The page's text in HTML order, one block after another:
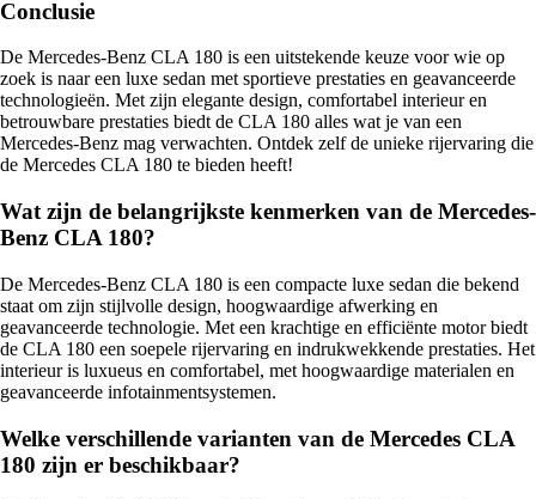
Conclusie
De Mercedes-Benz CLA 180 is een uitstekende keuze voor wie op
zoek is naar een luxe sedan met sportieve prestaties en geavanceerde
technologieën. Met zijn elegante design, comfortabel interieur en
betrouwbare prestaties biedt de CLA 180 alles wat je van een
Mercedes-Benz mag verwachten. Ontdek zelf de unieke rijervaring die
de Mercedes CLA 180 te bieden heeft!
Wat zijn de belangrijkste kenmerken van de Mercedes-
Benz CLA 180?
De Mercedes-Benz CLA 180 is een compacte luxe sedan die bekend
staat om zijn stijlvolle design, hoogwaardige afwerking en
geavanceerde technologie. Met een krachtige en efficiënte motor biedt
de CLA 180 een soepele rijervaring en indrukwekkende prestaties. Het
interieur is luxueus en comfortabel, met hoogwaardige materialen en
geavanceerde infotainmentsystemen.
Welke verschillende varianten van de Mercedes CLA
180 zijn er beschikbaar?